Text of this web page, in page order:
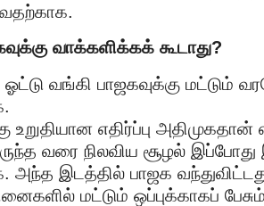
வாக்களிக்கக் கூடாது?
வங்கி பாஜகவுக்கு மட்டும்
உறுதியான எதிர்ப்பு
வரை நிலவிய சூழல்
அந்த இடத்தில் பாஜக
மட்டும் ஒப்புக்காகப்